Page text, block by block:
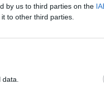
by us to third parties on the
to other third parties.